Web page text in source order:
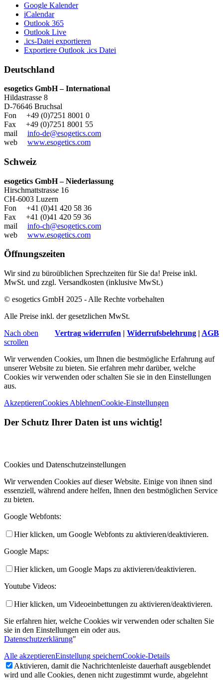
Google Kalender
iCalendar
Outlook 365
Outlook Live
.ics-Datei exportieren
Exportiere Outlook .ics Datei
Deutschland
esogetics GmbH – International
Hildastrasse 8
D-76646 Bruchsal
Fon +49 (0)7251 8001 0
Fax +49 (0)7251 8001 55
mail info-de@esogetics.com
web www.esogetics.com
Schweiz
esogetics GmbH – Niederlassung
Hirschmattstrasse 16
CH-6003 Luzern
Fon +41 (0)41 420 58 36
Fax +41 (0)41 420 59 36
mail info-ch@esogetics.com
web www.esogetics.com
Öffnungszeiten
Wir sind zu büroüblichen Sprechzeiten für Sie da! Preise inkl.
MwSt. und zzgl. Versandkosten (inklusive MwSt.)
© esogetics GmbH 2025 - Alle Rechte vorbehalten
Alle Preise inkl. der gesetzlichen MwSt.
Vertrag widerrufen | Widerrufsbelehrung | AGB
Nach oben
scrollen
Wir verwenden Cookies, um Ihnen die bestmögliche Erfahrung auf
unserer Website zu bieten. Sie erfahren mehr darüber, welche
Cookies wir verwenden oder schalten Sie sie in den Einstellungen
aus.
AkzeptierenCookies AblehnenCookie-Einstellungen
Der Schutz Ihrer Daten ist uns wichtig!
Cookies und Datenschutzeinstellungen
Wir verwenden Cookies auf dieser Website. Einige von ihnen sind
essenziell, während andere helfen, Ihnen den bestmöglichen Service
zu bieten.
Google Webfonts:
Hier klicken, um Google Webfonts zu aktivieren/deaktivieren.
Google Maps:
Hier klicken, um Google Maps zu aktivieren/deaktivieren.
Youtube Videos:
Hier klicken, um Videoeinbettungen zu aktivieren/deaktivieren.
Sie erfahren hier, welche Cookies wir verwenden oder schalten Sie
sie in den Einstellungen ein oder aus.
Datenschutzerklärung"
Alle akzeptierenEinstellung speichernCookie-Details
Aktivieren, damit die Nachrichtenleiste dauerhaft ausgeblendet
wird und alle Cookies, denen nicht zugestimmt wurde, abgelehnt